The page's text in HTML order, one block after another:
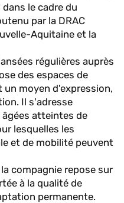
le cadre du
par la DRAC
Aquitaine et la
régulières auprès
des espaces de
moyen d'expression,
Il s'adresse
atteintes de
lesquelles les
et de mobilité peuvent
compagnie repose sur
à la qualité de
permanente.